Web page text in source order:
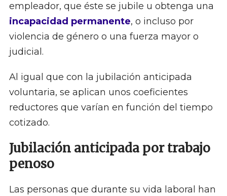
empleador, que éste se jubile u obtenga una
incapacidad permanente, o incluso por
violencia de género o una fuerza mayor o
judicial.
Al igual que con la jubilación anticipada
voluntaria, se aplican unos coeficientes
reductores que varían en función del tiempo
cotizado.
Jubilación anticipada por trabajo
penoso
Las personas que durante su vida laboral han